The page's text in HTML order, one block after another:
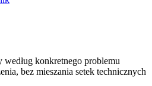
konkretnego problemu
bez mieszania setek technicznych